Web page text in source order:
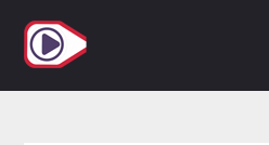
Inhalt
springen